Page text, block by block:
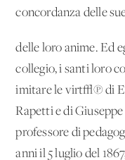
concordanza delle
delle loro anime. Ed
collegio, i santi loro
imitare le virt√π di
Rapetti e di
professore di
anni il 5 luglio del